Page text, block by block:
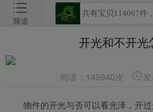
频道
开光和不开光
阅读：149940次
物件的开光与否可以看光泽，开